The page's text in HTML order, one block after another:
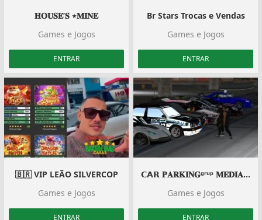
𝐇𝐎𝐔𝐒𝐄’𝐒 ٭𝐌𝐈𝐍𝐄
Games e Jogos
ENTRAR
Br Stars Trocas e Vendas
Games e Jogos
ENTRAR
🇧🇷 VIP LEÃO SILVERCOP
Games e Jogos
ENTRAR
𝗖𝗔𝗥 𝐏𝐀𝐑𝐊𝐈𝐍𝐆ᵍʳᵘᵖ 𝐌𝐄𝐃𝐈𝐀𝐋𝐓𝐘.
Games e Jogos
ENTRAR